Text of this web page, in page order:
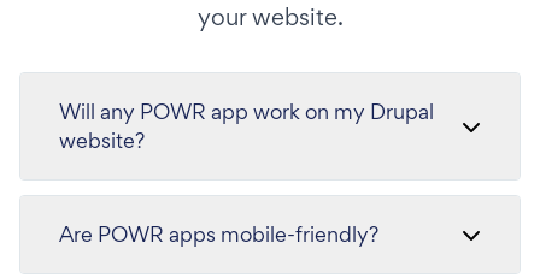
your website.
Will any POWR app work on my Drupal
website?
Are POWR apps mobile-friendly?